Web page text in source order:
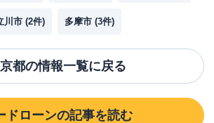
川市 (2件) 多摩市 (3件)
都の情報一覧に戻る
ドローンの記事を読む